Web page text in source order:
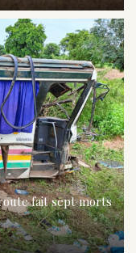
fait sept morts